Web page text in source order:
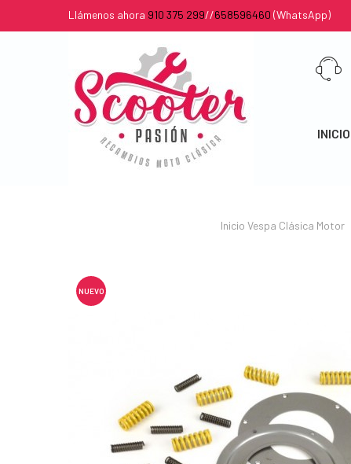
Llámenos ahora 910 375 299//658596460 (WhatsApp)
INICIO
Inicio Vespa Clásica Motor
NUEVO